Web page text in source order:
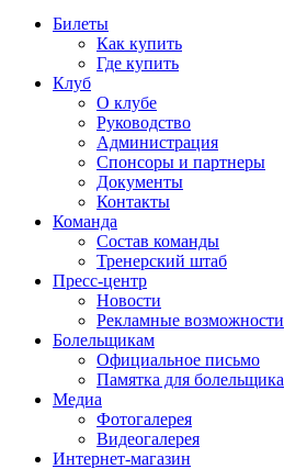
Билеты
Как купить
Где купить
Клуб
О клубе
Руководство
Администрация
Спонсоры и партнеры
Документы
Контакты
Команда
Состав команды
Тренерский штаб
Пресс-центр
Новости
Рекламные возможности
Болельщикам
Официальное письмо
Памятка для болельщика
Медиа
Фотогалерея
Видеогалерея
Интернет-магазин